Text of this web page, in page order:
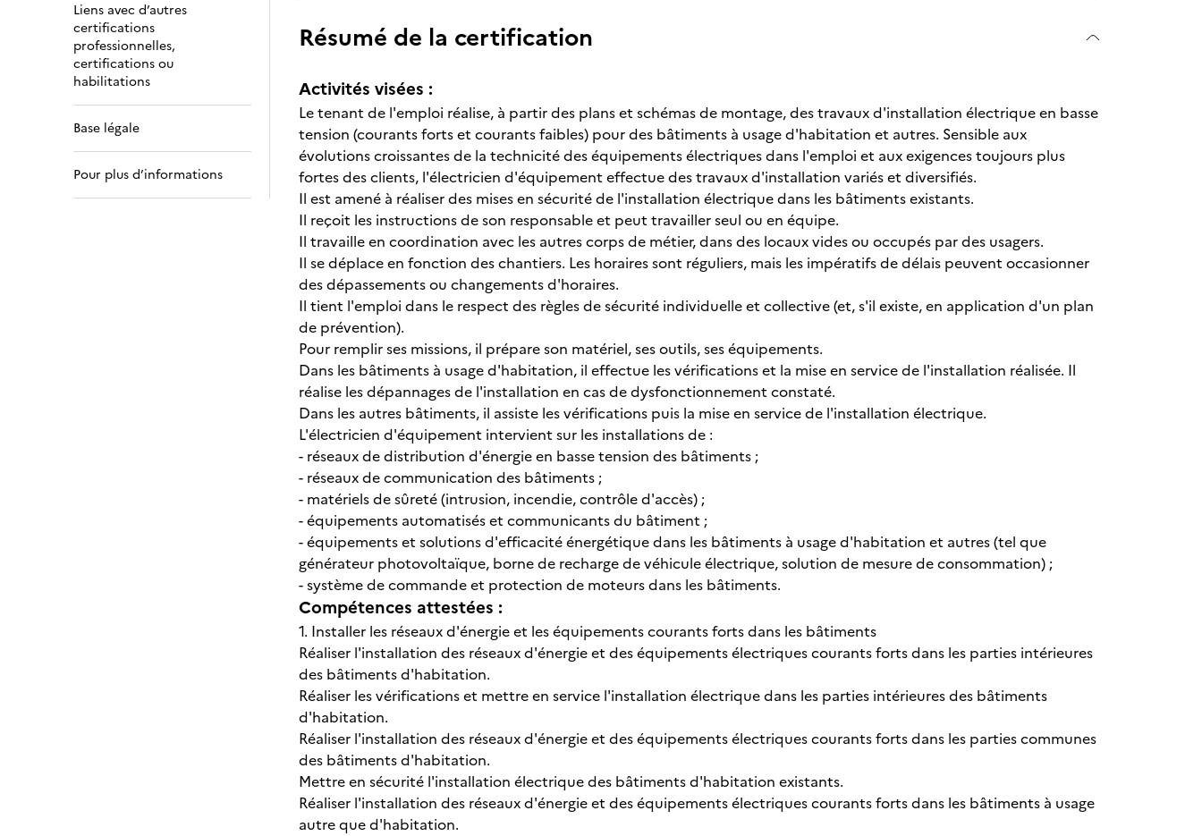
Liens avec d’autres
certifications
professionnelles,
certifications ou
habilitations
Base légale
Pour plus d’informations
Résumé de la certification
Activités visées :
Le tenant de l'emploi réalise, à partir des plans et schémas de montage, des travaux d'installation électrique en basse
tension (courants forts et courants faibles) pour des bâtiments à usage d'habitation et autres. Sensible aux
évolutions croissantes de la technicité des équipements électriques dans l'emploi et aux exigences toujours plus
fortes des clients, l'électricien d'équipement effectue des travaux d'installation variés et diversifiés.
Il est amené à réaliser des mises en sécurité de l'installation électrique dans les bâtiments existants.
Il reçoit les instructions de son responsable et peut travailler seul ou en équipe.
Il travaille en coordination avec les autres corps de métier, dans des locaux vides ou occupés par des usagers.
Il se déplace en fonction des chantiers. Les horaires sont réguliers, mais les impératifs de délais peuvent occasionner
des dépassements ou changements d'horaires.
Il tient l'emploi dans le respect des règles de sécurité individuelle et collective (et, s'il existe, en application d'un plan
de prévention).
Pour remplir ses missions, il prépare son matériel, ses outils, ses équipements.
Dans les bâtiments à usage d'habitation, il effectue les vérifications et la mise en service de l'installation réalisée. Il
réalise les dépannages de l'installation en cas de dysfonctionnement constaté.
Dans les autres bâtiments, il assiste les vérifications puis la mise en service de l'installation électrique.
L'électricien d'équipement intervient sur les installations de :
- réseaux de distribution d'énergie en basse tension des bâtiments ;
- réseaux de communication des bâtiments ;
- matériels de sûreté (intrusion, incendie, contrôle d'accès) ;
- équipements automatisés et communicants du bâtiment ;
- équipements et solutions d'efficacité énergétique dans les bâtiments à usage d'habitation et autres (tel que
générateur photovoltaïque, borne de recharge de véhicule électrique, solution de mesure de consommation) ;
- système de commande et protection de moteurs dans les bâtiments.
Compétences attestées :
1. Installer les réseaux d'énergie et les équipements courants forts dans les bâtiments
Réaliser l'installation des réseaux d'énergie et des équipements électriques courants forts dans les parties intérieures
des bâtiments d'habitation.
Réaliser les vérifications et mettre en service l'installation électrique dans les parties intérieures des bâtiments
d'habitation.
Réaliser l'installation des réseaux d'énergie et des équipements électriques courants forts dans les parties communes
des bâtiments d'habitation.
Mettre en sécurité l'installation électrique des bâtiments d'habitation existants.
Réaliser l'installation des réseaux d'énergie et des équipements électriques courants forts dans les bâtiments à usage
autre que d'habitation.